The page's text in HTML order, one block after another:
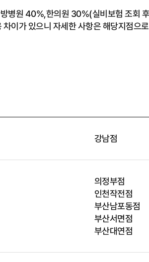
병원 40%,한의원 30%(실비보험 조회
차이가 있으니 자세한 사항은 해당지점으
강남점
의정부점
인천작전점
부산남포동점
부산서면점
부산대연점